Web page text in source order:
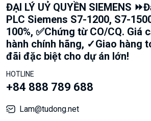
ĐẠI LÝ UỶ QUYỀN SIEMENS
PLC Siemens S7-1200, S7-
100%, ✅Chứng từ CO/CQ. Giá
hành chính hãng, ✓Giao hàng
đãi đặc biệt cho dự án lớn!
HOTLINE
+84 888 789 688
Lam@tudong.net